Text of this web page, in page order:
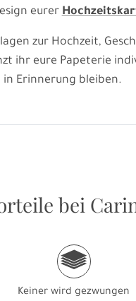
eurer
zur Hochzeit,
ihr eure Papeterie
Erinnerung bleiben.
bei
g
Keiner wird gezwungen